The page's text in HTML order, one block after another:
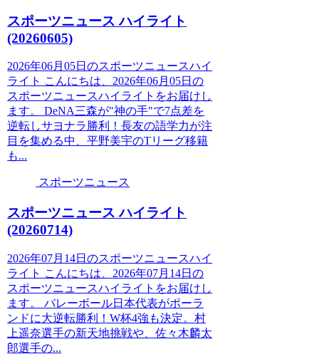
スポーツニュース ハイライト
(20260605)
2026年06月05日のスポーツニュースハイ
ライト こんにちは、2026年06月05日の
スポーツニュースハイライトをお届けし
ます。 DeNA三森が"神の手"で7点差を
逆転しサヨナラ勝利！長友の語学力が注
目を集める中、平野美宇のTリーグ移籍
も...
スポーツニュース
スポーツニュース ハイライト
(20260714)
2026年07月14日のスポーツニュースハイ
ライト こんにちは、2026年07月14日の
スポーツニュースハイライトをお届けし
ます。 バレーボール日本代表がポーラ
ンドに大逆転勝利！W杯4強も決定。村
上遥奈選手の新天地挑戦や、佐々木麟太
郎選手の...